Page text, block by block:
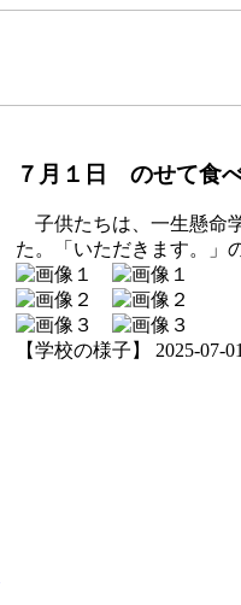
７月１日 のせて食
子供たちは、一生懸命
た。「いただきます。」
【学校の様子】 2025-07-